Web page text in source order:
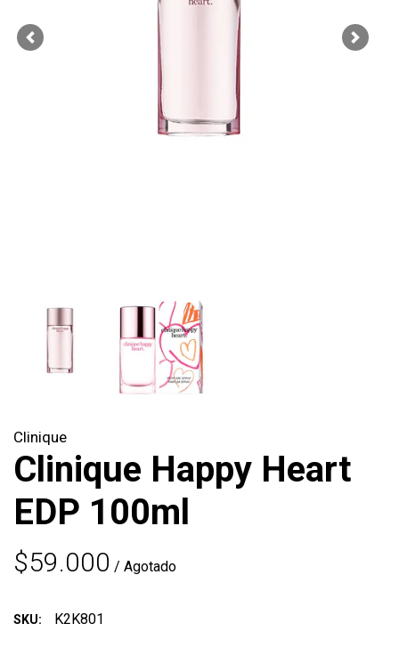
Previous Next
Clinique
Clinique Happy Heart
EDP 100ml
$59.000 / Agotado
SKU: K2K801